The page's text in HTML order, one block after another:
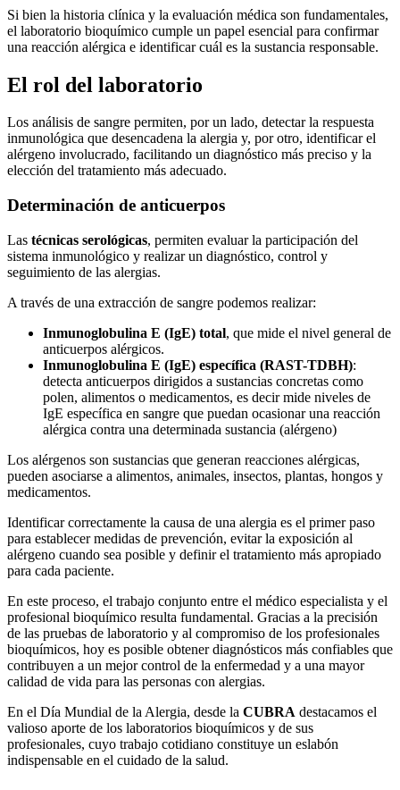
Si bien la historia clínica y la evaluación médica son fundamentales,
el laboratorio bioquímico cumple un papel esencial para confirmar
una reacción alérgica e identificar cuál es la sustancia responsable.
El rol del laboratorio
Los análisis de sangre permiten, por un lado, detectar la respuesta
inmunológica que desencadena la alergia y, por otro, identificar el
alérgeno involucrado, facilitando un diagnóstico más preciso y la
elección del tratamiento más adecuado.
Determinación de anticuerpos
Las técnicas serológicas, permiten evaluar la participación del
sistema inmunológico y realizar un diagnóstico, control y
seguimiento de las alergias.
A través de una extracción de sangre podemos realizar:
Inmunoglobulina E (IgE) total, que mide el nivel general de
anticuerpos alérgicos.
Inmunoglobulina E (IgE) específica (RAST-TDBH):
detecta anticuerpos dirigidos a sustancias concretas como
polen, alimentos o medicamentos, es decir mide niveles de
IgE específica en sangre que puedan ocasionar una reacción
alérgica contra una determinada sustancia (alérgeno)
Los alérgenos son sustancias que generan reacciones alérgicas,
pueden asociarse a alimentos, animales, insectos, plantas, hongos y
medicamentos.
Identificar correctamente la causa de una alergia es el primer paso
para establecer medidas de prevención, evitar la exposición al
alérgeno cuando sea posible y definir el tratamiento más apropiado
para cada paciente.
En este proceso, el trabajo conjunto entre el médico especialista y el
profesional bioquímico resulta fundamental. Gracias a la precisión
de las pruebas de laboratorio y al compromiso de los profesionales
bioquímicos, hoy es posible obtener diagnósticos más confiables que
contribuyen a un mejor control de la enfermedad y a una mayor
calidad de vida para las personas con alergias.
En el Día Mundial de la Alergia, desde la CUBRA destacamos el
valioso aporte de los laboratorios bioquímicos y de sus
profesionales, cuyo trabajo cotidiano constituye un eslabón
indispensable en el cuidado de la salud.